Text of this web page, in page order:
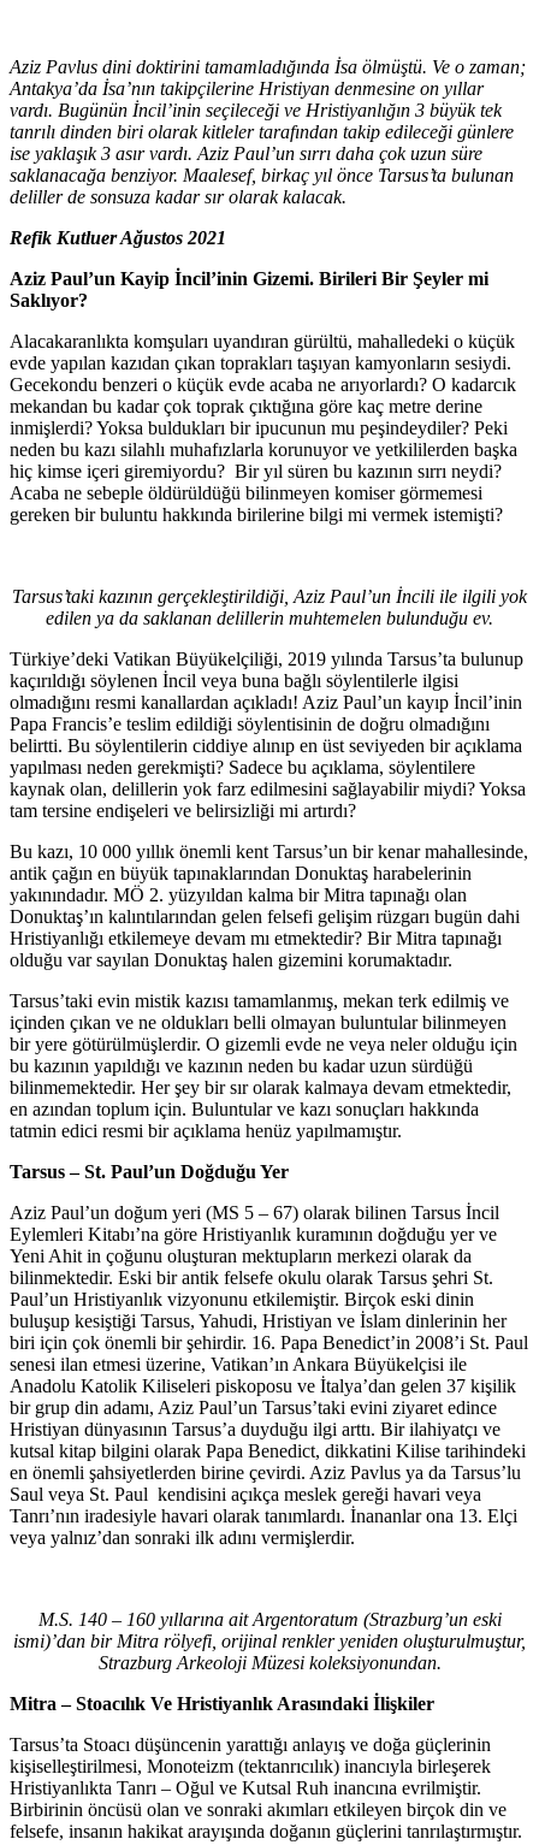
Aziz Pavlus dini doktirini tamamladığında İsa ölmüştü. Ve o zaman;
Antakya’da İsa’nın takipçilerine Hristiyan denmesine on yıllar
vardı. Bugünün İncil’inin seçileceği ve Hristiyanlığın 3 büyük tek
tanrılı dinden biri olarak kitleler tarafından takip edileceği günlere
ise yaklaşık 3 asır vardı. Aziz Paul’un sırrı daha çok uzun süre
saklanacağa benziyor. Maalesef, birkaç yıl önce Tarsus’ta bulunan
deliller de sonsuza kadar sır olarak kalacak.
Refik Kutluer Ağustos 2021
Aziz Paul’un Kayip İncil’inin Gizemi. Birileri Bir Şeyler mi
Saklıyor?
Alacakaranlıkta komşuları uyandıran gürültü, mahalledeki o küçük
evde yapılan kazıdan çıkan toprakları taşıyan kamyonların sesiydi.
Gecekondu benzeri o küçük evde acaba ne arıyorlardı? O kadarcık
mekandan bu kadar çok toprak çıktığına göre kaç metre derine
inmişlerdi? Yoksa buldukları bir ipucunun mu peşindeydiler? Peki
neden bu kazı silahlı muhafızlarla korunuyor ve yetkililerden başka
hiç kimse içeri giremiyordu? Bir yıl süren bu kazının sırrı neydi?
Acaba ne sebeple öldürüldüğü bilinmeyen komiser görmemesi
gereken bir buluntu hakkında birilerine bilgi mi vermek istemişti?
Tarsus’taki kazının gerçekleştirildiği, Aziz Paul’un İncili ile ilgili yok
edilen ya da saklanan delillerin muhtemelen bulunduğu ev.
Türkiye’deki Vatikan Büyükelçiliği, 2019 yılında Tarsus’ta bulunup
kaçırıldığı söylenen İncil veya buna bağlı söylentilerle ilgisi
olmadığını resmi kanallardan açıkladı! Aziz Paul’un kayıp İncil’inin
Papa Francis’e teslim edildiği söylentisinin de doğru olmadığını
belirtti. Bu söylentilerin ciddiye alınıp en üst seviyeden bir açıklama
yapılması neden gerekmişti? Sadece bu açıklama, söylentilere
kaynak olan, delillerin yok farz edilmesini sağlayabilir miydi? Yoksa
tam tersine endişeleri ve belirsizliği mi artırdı?
Bu kazı, 10 000 yıllık önemli kent Tarsus’un bir kenar mahallesinde,
antik çağın en büyük tapınaklarından Donuktaş harabelerinin
yakınındadır. MÖ 2. yüzyıldan kalma bir Mitra tapınağı olan
Donuktaş’ın kalıntılarından gelen felsefi gelişim rüzgarı bugün dahi
Hristiyanlığı etkilemeye devam mı etmektedir? Bir Mitra tapınağı
olduğu var sayılan Donuktaş halen gizemini korumaktadır.
Tarsus’taki evin mistik kazısı tamamlanmış, mekan terk edilmiş ve
içinden çıkan ve ne oldukları belli olmayan buluntular bilinmeyen
bir yere götürülmüşlerdir. O gizemli evde ne veya neler olduğu için
bu kazının yapıldığı ve kazının neden bu kadar uzun sürdüğü
bilinmemektedir. Her şey bir sır olarak kalmaya devam etmektedir,
en azından toplum için. Buluntular ve kazı sonuçları hakkında
tatmin edici resmi bir açıklama henüz yapılmamıştır.
Tarsus – St. Paul’un Doğduğu Yer
Aziz Paul’un doğum yeri (MS 5 – 67) olarak bilinen Tarsus İncil
Eylemleri Kitabı’na göre Hristiyanlık kuramının doğduğu yer ve
Yeni Ahit in çoğunu oluşturan mektupların merkezi olarak da
bilinmektedir. Eski bir antik felsefe okulu olarak Tarsus şehri St.
Paul’un Hristiyanlık vizyonunu etkilemiştir. Birçok eski dinin
buluşup kesiştiği Tarsus, Yahudi, Hristiyan ve İslam dinlerinin her
biri için çok önemli bir şehirdir. 16. Papa Benedict’in 2008’i St. Paul
senesi ilan etmesi üzerine, Vatikan’ın Ankara Büyükelçisi ile
Anadolu Katolik Kiliseleri piskoposu ve İtalya’dan gelen 37 kişilik
bir grup din adamı, Aziz Paul’un Tarsus’taki evini ziyaret edince
Hristiyan dünyasının Tarsus’a duyduğu ilgi arttı. Bir ilahiyatçı ve
kutsal kitap bilgini olarak Papa Benedict, dikkatini Kilise tarihindeki
en önemli şahsiyetlerden birine çevirdi. Aziz Pavlus ya da Tarsus’lu
Saul veya St. Paul kendisini açıkça meslek gereği havari veya
Tanrı’nın iradesiyle havari olarak tanımlardı. İnananlar ona 13. Elçi
veya yalnız’dan sonraki ilk adını vermişlerdir.
M.S. 140 – 160 yıllarına ait Argentoratum (Strazburg’un eski
ismi)’dan bir Mitra rölyefi, orijinal renkler yeniden oluşturulmuştur,
Strazburg Arkeoloji Müzesi koleksiyonundan.
Mitra – Stoacılık Ve Hristiyanlık Arasındaki İlişkiler
Tarsus’ta Stoacı düşüncenin yarattığı anlayış ve doğa güçlerinin
kişiselleştirilmesi, Monoteizm (tektanrıcılık) inancıyla birleşerek
Hristiyanlıkta Tanrı – Oğul ve Kutsal Ruh inancına evrilmiştir.
Birbirinin öncüsü olan ve sonraki akımları etkileyen birçok din ve
felsefe, insanın hakikat arayışında doğanın güçlerini tanrılaştırmıştır.